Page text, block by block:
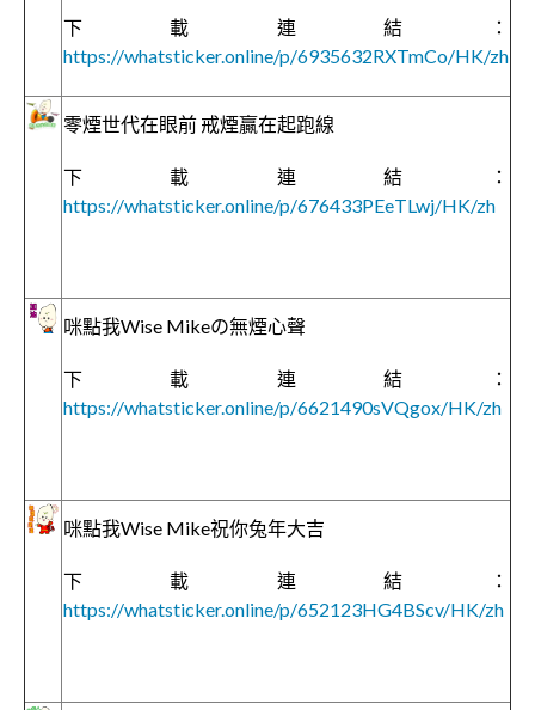
下載連結：
https://whatsticker.online/p/6935632RXTmCo/HK/zh
零煙世代在眼前 戒煙贏在起跑線
下載連結：
https://whatsticker.online/p/676433PEeTLwj/HK/zh
咪點我Wise Mikeの無煙心聲
下載連結：
https://whatsticker.online/p/6621490sVQgox/HK/zh
咪點我Wise Mike祝你兔年大吉
下載連結：
https://whatsticker.online/p/652123HG4BScv/HK/zh